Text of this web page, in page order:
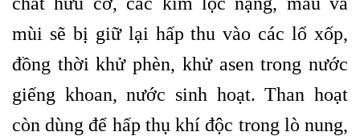
mùi sẽ bị giữ lại hấp thu vào các lổ xốp,
đồng thời khử phèn, khử asen trong nước
giếng khoan, nước sinh hoạt. Than hoạt
còn dùng để hấp thụ khí độc trong lò nung,